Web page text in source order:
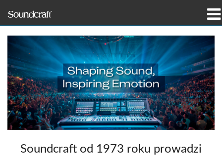
produkty
Studia przypadków i aktualności
gdzie kupić
szkolenia
Soundcraft od 1973 roku prowadzi